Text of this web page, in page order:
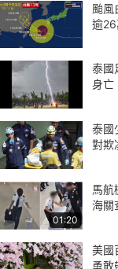
颱
逾26
泰國
身亡
泰國
對欺
01:20
馬
海關
美國
勇敢